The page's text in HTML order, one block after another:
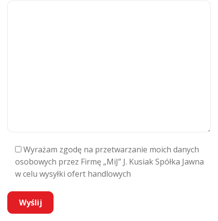
Wyrażam zgodę na przetwarzanie moich danych
osobowych przez Firmę „MiJ” J. Kusiak Spółka Jawna
w celu wysyłki ofert handlowych